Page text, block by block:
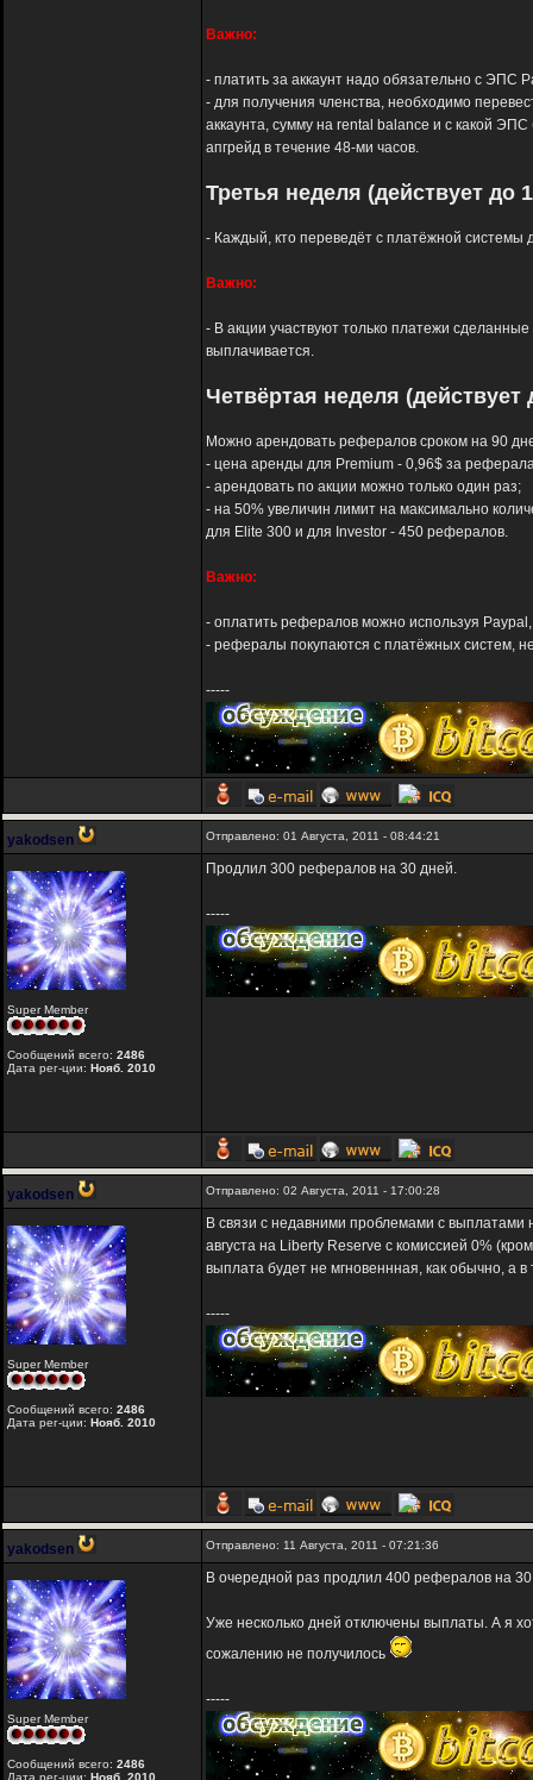
Важно:
- платить за аккаунт надо обязательно с ЭПС
- для получения членства, необходимо
аккаунта, сумму на rental balance и с какой
апгрейд в течение 48-ми часов.
Третья неделя (действует до
- Каждый, кто переведёт с платёжной системы
Важно:
- В акции участвуют только платежи
выплачивается.
Четвёртая неделя (действует
Можно арендовать рефералов сроком на 90
- цена аренды для Premium - 0,96$ за
- арендовать по акции можно только один раз;
- на 50% увеличин лимит на максимально
для Elite 300 и для Investor - 450 рефералов.
Важно:
- оплатить рефералов можно используя
- рефералы покупаются с платёжных систем,
-----
yakodsen Отправлено: 01 Августа, 2011 - 08:44:21
Super Member
Сообщений всего: 2486
Дата рег-ции: Нояб. 2010
Продлил 300 рефералов на 30 дней.
-----
yakodsen Отправлено: 02 Августа, 2011 - 17:00:28
Super Member
Сообщений всего: 2486
Дата рег-ции: Нояб. 2010
В связи с недавними проблемами с
августа на Liberty Reserve с комиссией 0%
выплата будет не мгновеннная, как обычно, а в
-----
yakodsen Отправлено: 11 Августа, 2011 - 07:21:36
Super Member
Сообщений всего: 2486
Дата рег-ции: Нояб. 2010
В очередной раз продлил 400 рефералов на
Уже несколько дней отключены выплаты. А я
сожалению не получилось
-----